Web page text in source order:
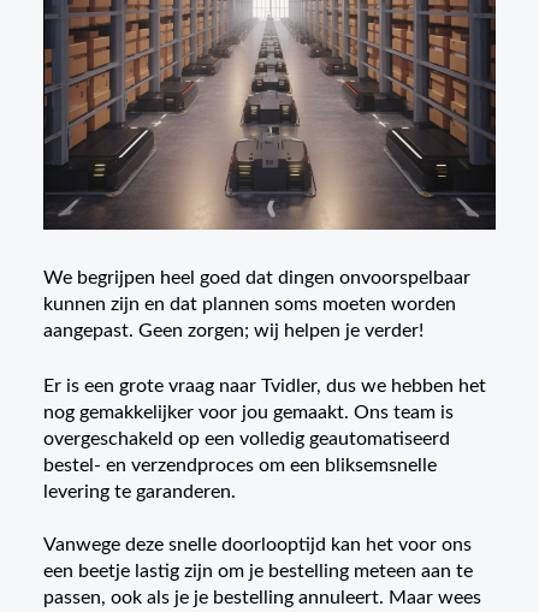
We begrijpen heel goed dat dingen onvoorspelbaar
kunnen zijn en dat plannen soms moeten worden
aangepast. Geen zorgen; wij helpen je verder!
Er is een grote vraag naar Tvidler, dus we hebben het
nog gemakkelijker voor jou gemaakt. Ons team is
overgeschakeld op een volledig geautomatiseerd
bestel- en verzendproces om een bliksemsnelle
levering te garanderen.
Vanwege deze snelle doorlooptijd kan het voor ons
een beetje lastig zijn om je bestelling meteen aan te
passen, ook als je je bestelling annuleert. Maar wees